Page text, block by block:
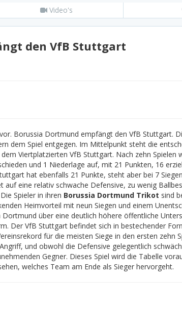
Video's
den VfB Stuttgart
Borussia Dortmund empfängt den VfB Stuttgart.
dem Spiel entgegen. Im Mittelpunkt steht die
Viertplatzierten VfB Stuttgart. Nach zehn Spielen
und 1 Niederlage auf, mit 21 Punkten, 16
hat ebenfalls 21 Punkte, steht aber bei 7
eine relativ schwache Defensive, zu wenig
Die Spieler in ihren Borussia Dortmund Trikot sind
Heimvorteil mit neun Siegen und einem
über eine deutlich höhere öffentliche
Der VfB Stuttgart befindet sich in bestechender
für die meisten Siege in den ersten zehn
und obwohl die Defensive gelegentlich
Gegner. Dieses Spiel wird die Tabelle
welches Team am Ende als Sieger hervorgeht.